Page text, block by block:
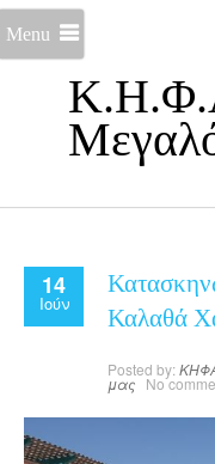
Menu
14
Ιούν
Καλαθά
Posted by:
μας No